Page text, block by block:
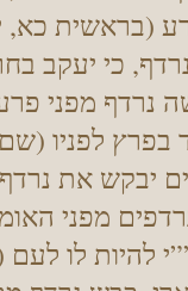
(בראשית כא,
כי יעקב
נרדף מפני
בפרץ לפניו
יבקש את
מפני
להיות לו לעם